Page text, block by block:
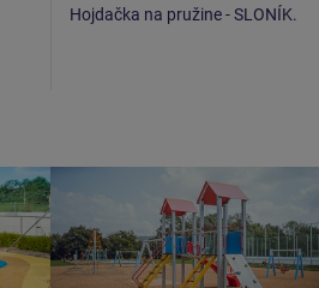
Hojdačka na pružine - SLONÍK.